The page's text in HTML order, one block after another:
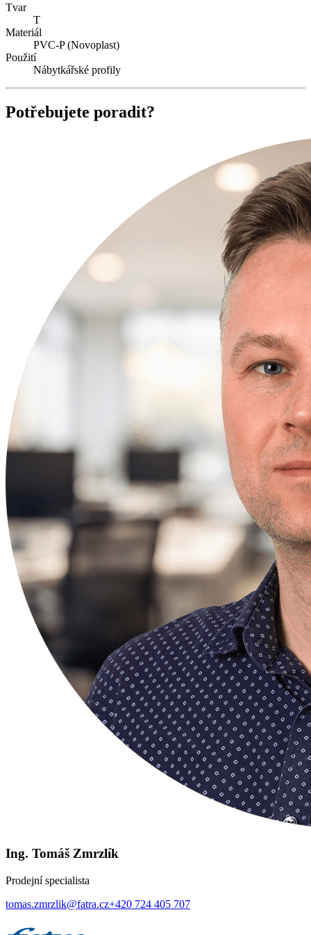
Tvar
T
Materiál
PVC-P (Novoplast)
Použití
Nábytkářské profily
Potřebujete poradit?
Ing. Tomáš Zmrzlík
Prodejní specialista
tomas.zmrzlik@fatra.cz+420 724 405 707